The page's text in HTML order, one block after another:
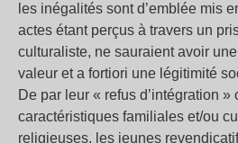
les inégalités sont d’emblée mis
actes étant perçus à travers un
culturaliste, ne sauraient avoir
valeur et a fortiori une légitimité
De par leur « refus d’intégration »
caractéristiques familiales et/ou
religieuses, les jeunes